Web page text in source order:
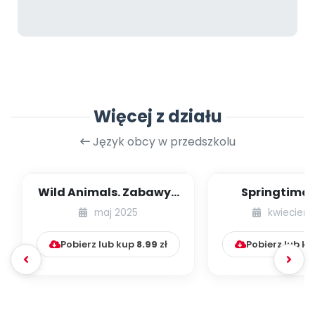
Więcej z działu
Język obcy w przedszkolu
Wild Animals. Zabawy z
językiem angielskim na
czerwiec...
maj 2025
Pobierz lub kup 8.99 zł
Springtime
Zabawy z
kwiecień
Pobierz lub